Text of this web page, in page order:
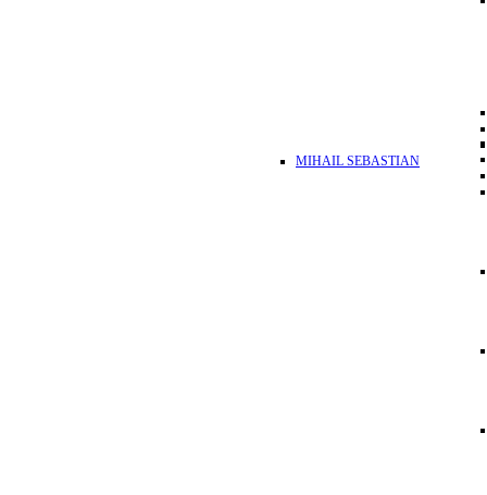
MIHAIL SEBASTIAN